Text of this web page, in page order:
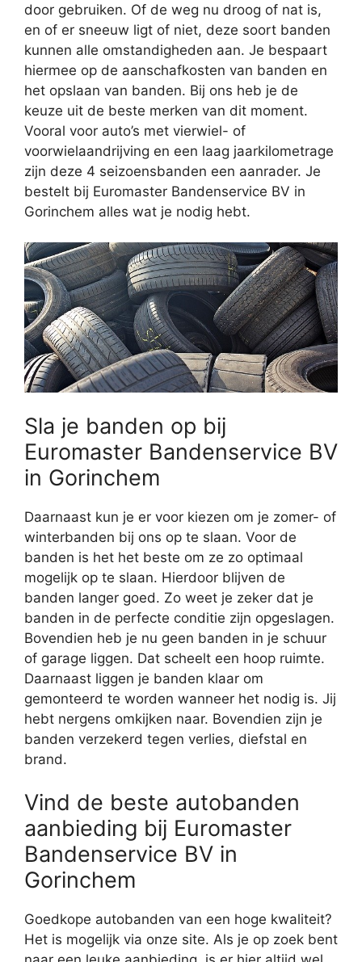
door gebruiken. Of de weg nu droog of nat is,
en of er sneeuw ligt of niet, deze soort banden
kunnen alle omstandigheden aan. Je bespaart
hiermee op de aanschafkosten van banden en
het opslaan van banden. Bij ons heb je de
keuze uit de beste merken van dit moment.
Vooral voor auto’s met vierwiel- of
voorwielaandrijving en een laag jaarkilometrage
zijn deze 4 seizoensbanden een aanrader. Je
bestelt bij Euromaster Bandenservice BV in
Gorinchem alles wat je nodig hebt.
Sla je banden op bij
Euromaster Bandenservice BV
in Gorinchem
Daarnaast kun je er voor kiezen om je zomer- of
winterbanden bij ons op te slaan. Voor de
banden is het het beste om ze zo optimaal
mogelijk op te slaan. Hierdoor blijven de
banden langer goed. Zo weet je zeker dat je
banden in de perfecte conditie zijn opgeslagen.
Bovendien heb je nu geen banden in je schuur
of garage liggen. Dat scheelt een hoop ruimte.
Daarnaast liggen je banden klaar om
gemonteerd te worden wanneer het nodig is. Jij
hebt nergens omkijken naar. Bovendien zijn je
banden verzekerd tegen verlies, diefstal en
brand.
Vind de beste autobanden
aanbieding bij Euromaster
Bandenservice BV in
Gorinchem
Goedkope autobanden van een hoge kwaliteit?
Het is mogelijk via onze site. Als je op zoek bent